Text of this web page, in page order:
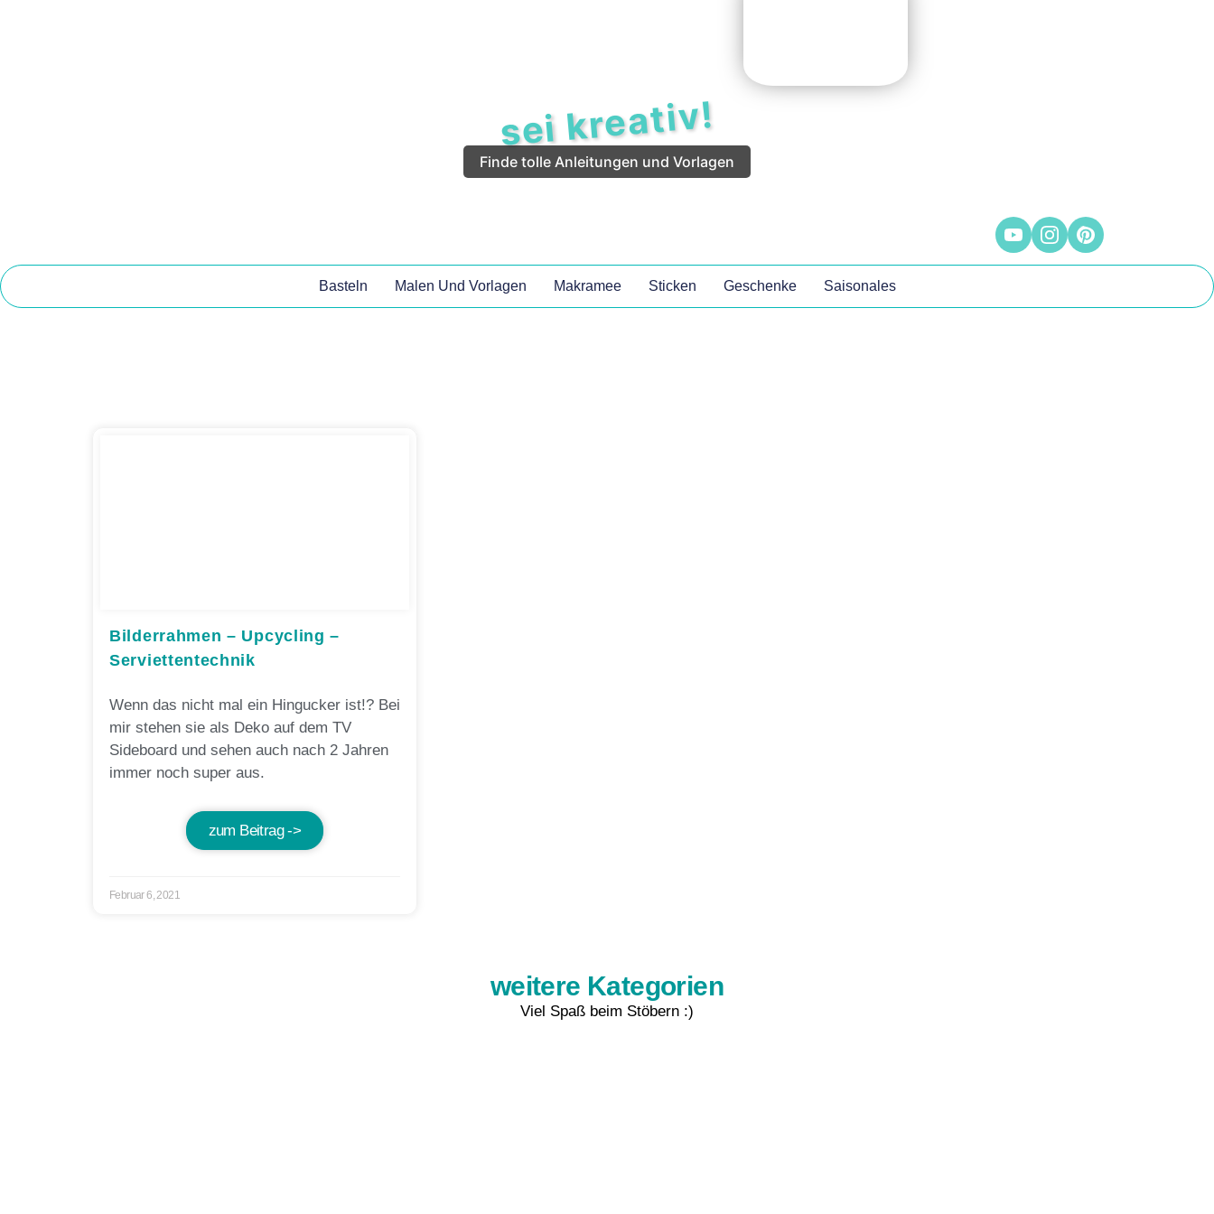
sei kreativ!
Finde tolle Anleitungen und Vorlagen
Basteln Malen Und Vorlagen Makramee Sticken Geschenke Saisonales
Bilderrahmen – Upcycling –
Serviettentechnik
Wenn das nicht mal ein Hingucker ist!? Bei
mir stehen sie als Deko auf dem TV
Sideboard und sehen auch nach 2 Jahren
immer noch super aus.
zum Beitrag ->
Februar 6, 2021
weitere Kategorien
Viel Spaß beim Stöbern :)